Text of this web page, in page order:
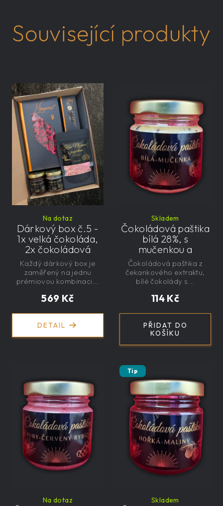
Související produkty
Na dotaz
Dárkový box č.5 -
1x velká čokoláda,
2x čokoládová
paštika, 1x mini
čokoláda, 1x kaše s
jogurtem
569 Kč
DETAIL
Každý dárkový box je
zaměřený na jednu
prémiovou kombinaci...
Skladem
Čokoládová paštika
bílá 28%, s
mučenkou a
čekankovým
sirupem 100g -
nízkokalorická,
114 Kč
PŘIDAT DO
KOŠÍKU
Čokoládová paštika z
čekankového extraktu,
bílé čokolády s...
Na dotaz
Tip
Skladem